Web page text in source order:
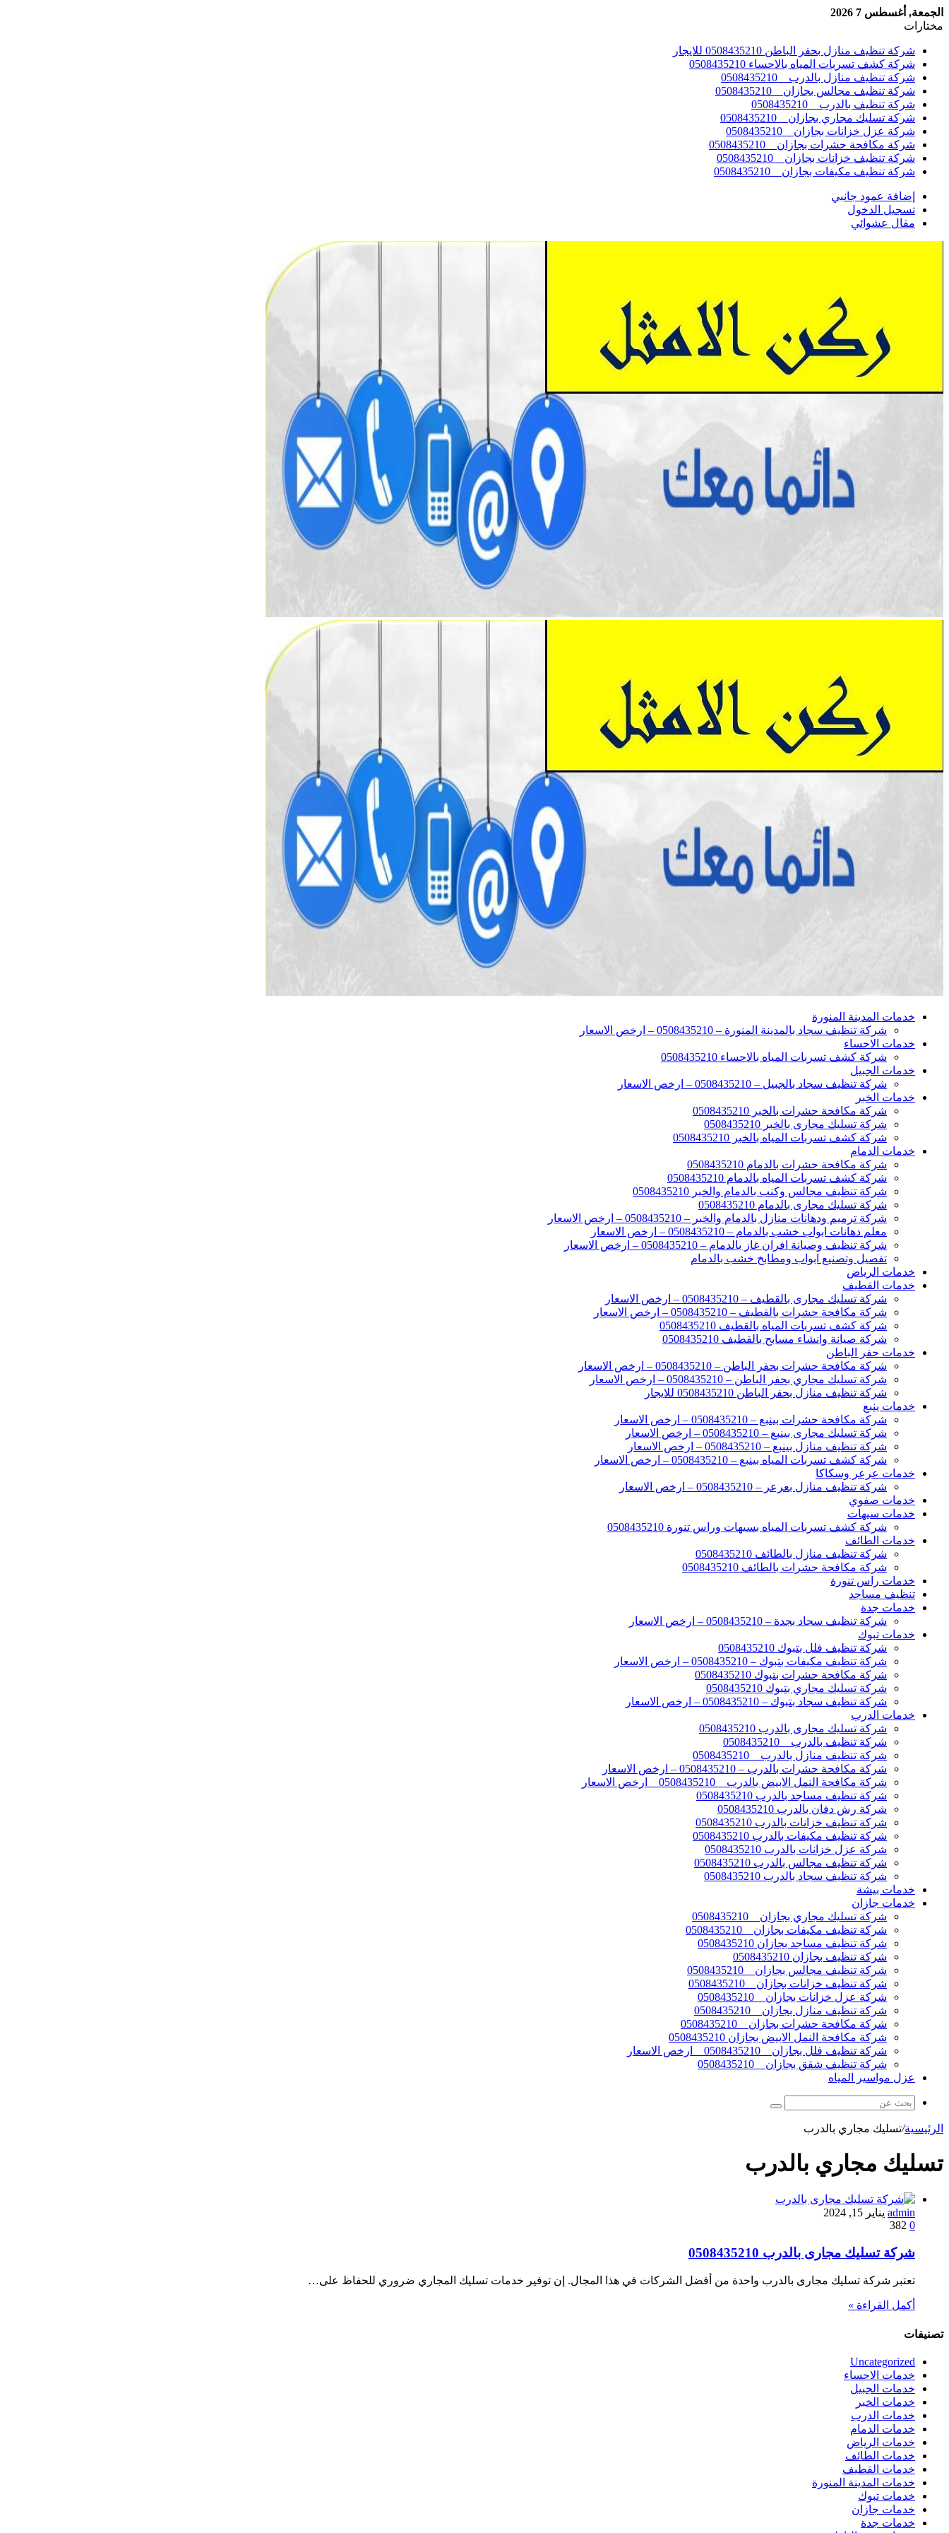
الجمعة, أغسطس 7 2026
مختارات
شركة تنظيف منازل بحفر الباطن 0508435210 للايجار
شركة كشف تسربات المياه بالاحساء 0508435210
شركة تنظيف منازل بالدرب _ 0508435210
شركة تنظيف مجالس بجازان _ 0508435210
شركة تنظيف بالدرب _ 0508435210
شركة تسليك مجاري بجازان _ 0508435210
شركة عزل خزانات بجازان _ 0508435210
شركة مكافحة حشرات بجازان _ 0508435210
شركة تنظيف خزانات بجازان _ 0508435210
شركة تنظيف مكيفات بجازان _ 0508435210
إضافة عمود جانبي
تسجيل الدخول
مقال عشوائي
خدمات المدينة المنورة
شركة تنظيف سجاد بالمدينة المنورة – 0508435210 – ارخص الاسعار
خدمات الاحساء
شركة كشف تسربات المياه بالاحساء 0508435210
خدمات الجبيل
شركة تنظيف سجاد بالجبيل – 0508435210 – ارخص الاسعار
خدمات الخبر
شركة مكافحة حشرات بالخبر 0508435210
شركة تسليك مجارى بالخبر 0508435210
شركة كشف تسربات المياه بالخبر 0508435210
خدمات الدمام
شركة مكافحة حشرات بالدمام 0508435210
شركة كشف تسربات المياه بالدمام 0508435210
شركة تنظيف مجالس وكنب بالدمام والخبر 0508435210
شركة تسليك مجارى بالدمام 0508435210
شركة ترميم ودهانات منازل بالدمام والخبر – 0508435210 – ارخص الاسعار
معلم دهانات ابواب خشب بالدمام – 0508435210 – ارخص الاسعار
شركة تنظيف وصيانة افران غاز بالدمام – 0508435210 – ارخص الاسعار
تفصيل وتصنيع ابواب ومطابخ خشب بالدمام
خدمات الرياض
خدمات القطيف
شركة تسليك مجارى بالقطيف – 0508435210 – ارخص الاسعار
شركة مكافحة حشرات بالقطيف – 0508435210 – ارخص الاسعار
شركة كشف تسربات المياه بالقطيف 0508435210
شركة صيانة وانشاء مسابح بالقطيف 0508435210
خدمات حفر الباطن
شركة مكافحة حشرات بحفر الباطن – 0508435210 – ارخص الاسعار
شركة تسليك مجاري بحفر الباطن – 0508435210 – ارخص الاسعار
شركة تنظيف منازل بحفر الباطن 0508435210 للايجار
خدمات ينبع
شركة مكافحة حشرات بينبع – 0508435210 – ارخص الاسعار
شركة تسليك مجارى بينبع – 0508435210 – ارخص الاسعار
شركة تنظيف منازل بينبع – 0508435210 – ارخص الاسعار
شركة كشف تسربات المياه بينبع – 0508435210 – ارخص الاسعار
خدمات عرعر وسكاكا
شركة تنظيف منازل بعرعر – 0508435210 – ارخص الاسعار
خدمات صفوي
خدمات سيهات
شركة كشف تسربات المياه بسيهات وراس تنورة 0508435210
خدمات الطائف
شركة تنظيف منازل بالطائف 0508435210
شركة مكافحة حشرات بالطائف 0508435210
خدمات راس تنورة
تنظيف مساجد
خدمات جدة
شركة تنظيف سجاد بجدة – 0508435210 – ارخص الاسعار
خدمات تبوك
شركة تنظيف فلل بتبوك 0508435210
شركة تنظيف مكيفات بتبوك – 0508435210 – ارخص الاسعار
شركة مكافحة حشرات بتبوك 0508435210
شركة تسليك مجاري بتبوك 0508435210
شركة تنظيف سجاد بتبوك – 0508435210 – ارخص الاسعار
خدمات الدرب
شركة تسليك مجارى بالدرب 0508435210
شركة تنظيف بالدرب _ 0508435210
شركة تنظيف منازل بالدرب _ 0508435210
شركة مكافحة حشرات بالدرب – 0508435210 – ارخص الاسعار
شركة مكافحة النمل الابيض بالدرب _ 0508435210 _ ارخص الاسعار
شركة تنظيف مساجد بالدرب 0508435210
شركة رش دفان بالدرب 0508435210
شركة تنظيف خزانات بالدرب 0508435210
شركة تنظيف مكيفات بالدرب 0508435210
شركة عزل خزانات بالدرب 0508435210
شركة تنظيف مجالس بالدرب 0508435210
شركة تنظيف سجاد بالدرب 0508435210
خدمات بيشة
خدمات جازان
شركة تسليك مجاري بجازان _ 0508435210
شركة تنظيف مكيفات بجازان _ 0508435210
شركة تنظيف مساجد بجازان 0508435210
شركة تنظيف بجازان 0508435210
شركة تنظيف مجالس بجازان _ 0508435210
شركة تنظيف خزانات بجازان _ 0508435210
شركة عزل خزانات بجازان _ 0508435210
شركة تنظيف منازل بجازان _ 0508435210
شركة مكافحة حشرات بجازان _ 0508435210
شركة مكافحة النمل الابيض بجازان 0508435210
شركة تنظيف فلل بجازان _ 0508435210 _ ارخص الاسعار
شركة تنظيف شقق بجازان _ 0508435210
عزل مواسير المياه
الرئيسية/تسليك مجاري بالدرب
تسليك مجاري بالدرب
admin يناير 15, 2024
0
شركة تسليك مجارى بالدرب 0508435210
تعتبر شركة تسليك مجارى بالدرب واحدة من أفضل الشركات في هذا المجال. إن توفير خدمات تسليك المجاري ضروري للحفاظ على…
أكمل القراءة »
تصنيفات
Uncategorized
خدمات الاحساء
خدمات الجبيل
خدمات الخبر
خدمات الدرب
خدمات الدمام
خدمات الرياض
خدمات الطائف
خدمات القطيف
خدمات المدينة المنورة
خدمات تبوك
خدمات جازان
خدمات جدة